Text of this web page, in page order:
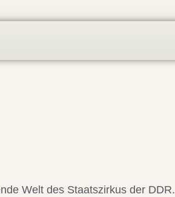
Welt des Staatszirkus der DDR.